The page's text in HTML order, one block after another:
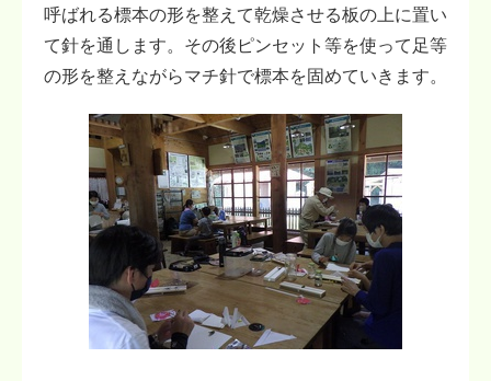
呼ばれる標本の形を整えて乾燥させる板の上に置い
て針を通します。その後ピンセット等を使って足等
の形を整えながらマチ針で標本を固めていきます。